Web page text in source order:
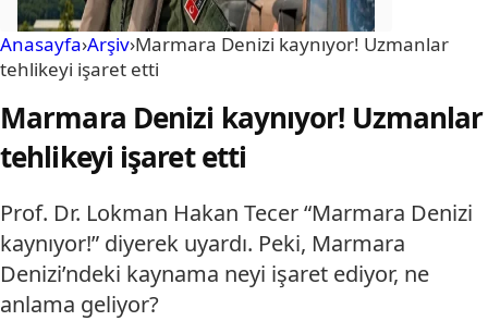
Anasayfa›Arşiv›Marmara Denizi kaynıyor! Uzmanlar
tehlikeyi işaret etti
Marmara Denizi kaynıyor! Uzmanlar
tehlikeyi işaret etti
Prof. Dr. Lokman Hakan Tecer “Marmara Denizi
kaynıyor!” diyerek uyardı. Peki, Marmara
Denizi’ndeki kaynama neyi işaret ediyor, ne
anlama geliyor?